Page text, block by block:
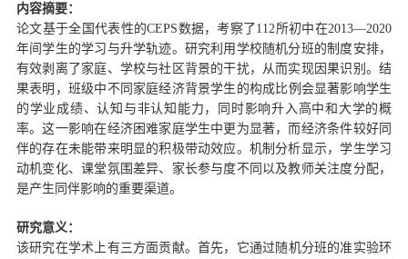
内容摘要：
论文基于全国代表性的CEPS数据，考察了112 所初中在2013—2020
年间学生的学习与升学轨迹。研究利用学校随机分班的制度安排，
有效剥离了家庭、学校与社区背景的干扰，从而实现因果识别。结
果表明，班级中不同家庭经济背景学生的构成比例会显著影响学生
的学业成绩、认知与非认知能力，同时影响升入高中和大学的概
率。这一影响在经济困难家庭学生中更为显著，而经济条件较好同
伴的存在未能带来明显的积极带动效应。机制分析显示，学生学习
动机变化、课堂氛围差异、家长参与度不同以及教师关注度分配，
是产生同伴影响的重要渠道。
研究意义 ：
该研究在学术上有三方面贡献。首先，它通过随机分班的准实验环